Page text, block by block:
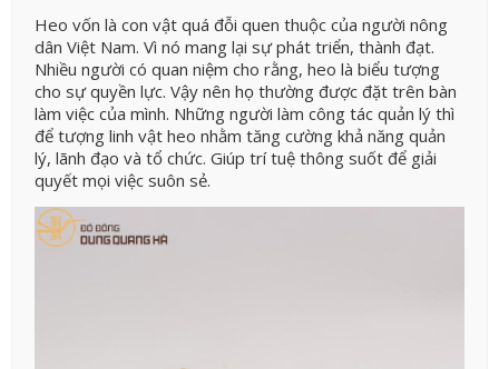
Heo vốn là con vật quá đỗi quen thuộc của người nông
dân Việt Nam. Vì nó mang lại sự phát triển, thành đạt.
Nhiều người có quan niệm cho rằng, heo là biểu tượng
cho sự quyền lực. Vậy nên họ thường được đặt trên bàn
làm việc của mình. Những người làm công tác quản lý thì
để tượng linh vật heo nhằm tăng cường khả năng quản
lý, lãnh đạo và tổ chức. Giúp trí tuệ thông suốt để giải
quyết mọi việc suôn sẻ.